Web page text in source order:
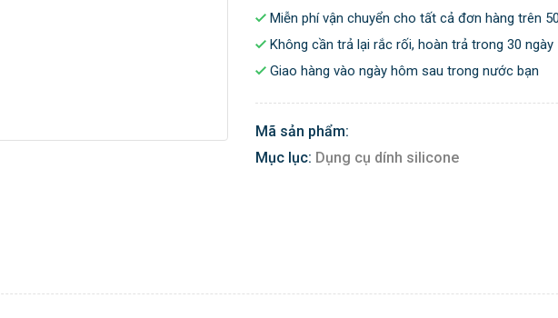
Miễn phí vận chuyển cho tất cả đơn hàng trên
Không cần trả lại rắc rối, hoàn trả trong 30 ngày
Giao hàng vào ngày hôm sau trong nước bạn
Mã sản phẩm:
Mục lục: Dụng cụ dính silicone